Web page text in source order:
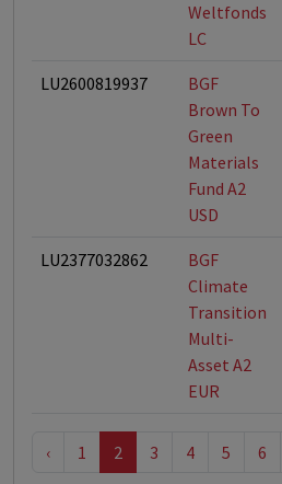
Weltfonds
LC
LU2600819937
BGF
Brown To
Green
Materials
Fund A2
USD
LU2377032862
BGF
Climate
Transition
Multi-
Asset A2
EUR
‹ 1 2 3 4 5 6